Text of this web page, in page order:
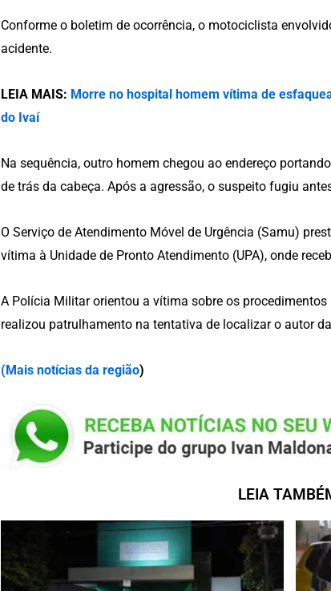
Conforme o boletim de ocorrência, o motociclista
acidente.
LEIA MAIS: Morre no hospital homem vítima de
do Ivaí
Na sequência, outro homem chegou ao endereço
de trás da cabeça. Após a agressão, o suspeito fugiu
O Serviço de Atendimento Móvel de Urgência (Samu)
vítima à Unidade de Pronto Atendimento (UPA), onde
A Polícia Militar orientou a vítima sobre os
realizou patrulhamento na tentativa de localizar o autor
(Mais notícias da região)
LEIA